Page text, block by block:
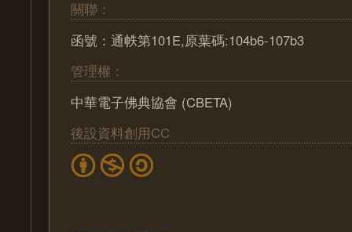
關聯：
函號：通帙第101E,原葉碼:104b6-107b3
管理權：
中華電子佛典協會 (CBETA)
後設資料創用CC